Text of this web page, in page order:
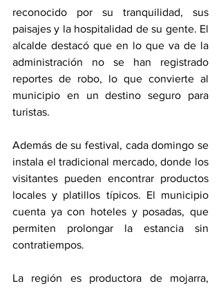
reconocido por su tranquilidad, sus
paisajes y la hospitalidad de su gente. El
alcalde destacó que en lo que va de la
administración no se han registrado
reportes de robo, lo que convierte al
municipio en un destino seguro para
turistas.
Además de su festival, cada domingo se
instala el tradicional mercado, donde los
visitantes pueden encontrar productos
locales y platillos típicos. El municipio
cuenta ya con hoteles y posadas, que
permiten prolongar la estancia sin
contratiempos.
La región es productora de mojarra,